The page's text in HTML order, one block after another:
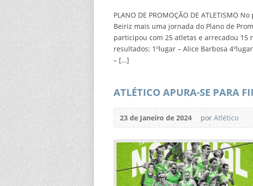
PLANO DE PROMOÇÃO DE ATLETISMO
Beiriz mais uma jornada do Plano de
participou com 25 atletas e arrecadou 15
resultados: 1ºlugar – Alice Barbosa
– […]
ATLÉTICO APURA-SE PARA
23 de Janeiro de 2024 porAtlético